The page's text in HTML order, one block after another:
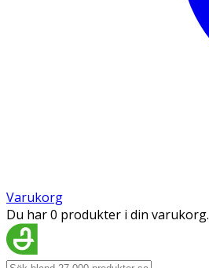
Varukorg
Du har 0 produkter i din varukorg.